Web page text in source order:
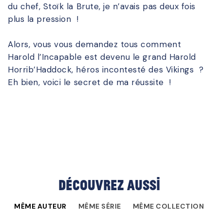
du chef, Stoïk la Brute, je n’avais pas deux fois
plus la pression !
Alors, vous vous demandez tous comment
Harold l’Incapable est devenu le grand Harold
Horrib’Haddock, héros incontesté des Vikings ?
Eh bien, voici le secret de ma réussite !
Découvrez aussi
MÊME AUTEUR MÊME SÉRIE MÊME COLLECTION